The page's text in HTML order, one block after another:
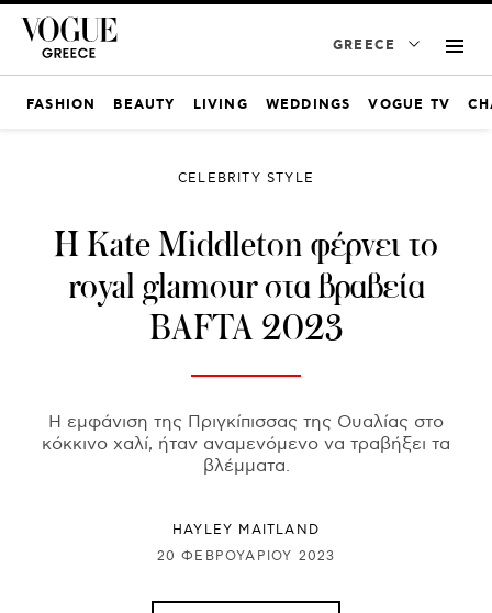
GREECE
FASHION BEAUTY LIVING WEDDINGS VOGUE TV
CELEBRITY STYLE
Η Kate Middleton φέρνει το
royal glamour στα βραβεία
BAFTA 2023
Η εμφάνιση της Πριγκίπισσας της Ουαλίας στο
κόκκινο χαλί, ήταν αναμενόμενο να τραβήξει τα
βλέμματα.
HAYLEY MAITLAND
20 ΦΕΒΡΟΥΑΡΊΟΥ 2023